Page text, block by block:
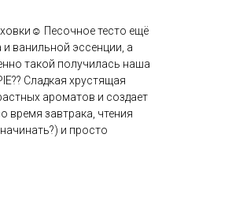
Песочное тесто ещё
ванильной эссенции, а
такой получилась наша
Сладкая хрустящая
ароматов и создает
время завтрака, чтения
и просто